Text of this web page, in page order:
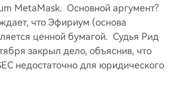
MetaMask. Основной аргумент?
что Эфириум (основа
ценной бумагой. Судья Рид
закрыл дело, объяснив, что
недостаточно для юридического